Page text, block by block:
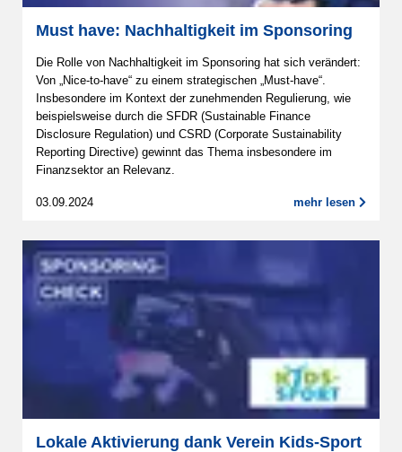
Must have: Nachhaltigkeit im Sponsoring
Die Rolle von Nachhaltigkeit im Sponsoring hat sich verändert:
Von „Nice-to-have“ zu einem strategischen „Must-have“.
Insbesondere im Kontext der zunehmenden Regulierung, wie
beispielsweise durch die SFDR (Sustainable Finance
Disclosure Regulation) und CSRD (Corporate Sustainability
Reporting Directive) gewinnt das Thema insbesondere im
Finanzsektor an Relevanz.
03.09.2024 mehr lesen
Lokale Aktivierung dank Verein Kids-Sport